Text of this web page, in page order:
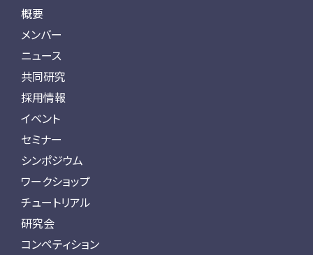
概要
メンバー
ニュース
共同研究
採用情報
イベント
セミナー
シンポジウム
ワークショップ
チュートリアル
研究会
コンペティション